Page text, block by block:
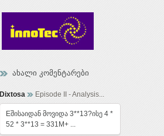
ახალი კომენტარები
Dixtosa Episode II - Analysis...
Eშისაიდან მოვიდა 3**13?ისე 4 *
52 * 3**13 = 331M+ ...